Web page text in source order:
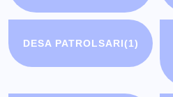
DESA PATROLSARI(1)